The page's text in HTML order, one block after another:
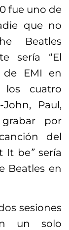
fue uno de
que no
Beatles
sería “El
de EMI en
los cuatro
Paul,
por
del
It be”sería
Beatles en
sesiones
un solo